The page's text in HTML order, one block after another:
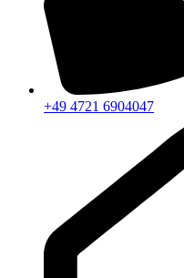
+49 4721 6904047